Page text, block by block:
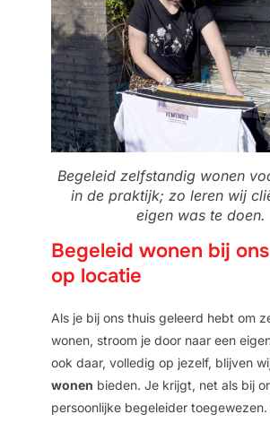
Begeleid zelfstandig wonen
in de praktijk; zo leren wij
eigen was te doen.
Begeleid wonen bij
op locatie
Als je bij ons thuis geleerd hebt om
wonen, stroom je door naar een
ook daar, volledig op jezelf, blijven
wonen bieden. Je krijgt, net als bij
persoonlijke begeleider toegewezen.